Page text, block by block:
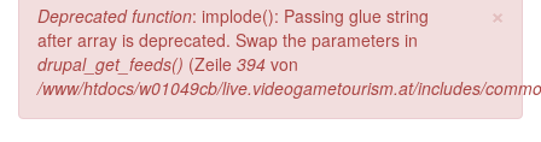
×
Fehlermeldung
Deprecated function: implode(): Passing glue string
after array is deprecated. Swap the parameters in
drupal_get_feeds() (Zeile 394 von
/www/htdocs/w01049cb/live.videogametourism.at/includes/